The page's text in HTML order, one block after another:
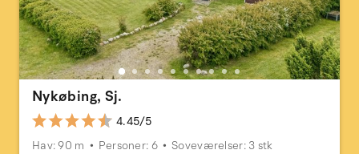
Nykøbing, Sj.
4.45/5
Hav: 90 m
Personer: 6 Soveværelser: 3 stk